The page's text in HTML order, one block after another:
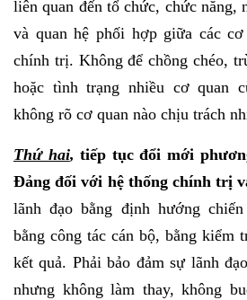
liên quan đến tổ chức, chức năng,
và quan hệ phối hợp giữa các
chính trị. Không để chồng chéo,
hoặc tình trạng nhiều cơ quan
không rõ cơ quan nào chịu trách
Thứ hai,tiếp tục đổi mới
Đảng đối với hệ thống chính trị
lãnh đạo bằng định hướng
bằng công tác cán bộ, bằng kiểm
kết quả. Phải bảo đảm sự lãnh
nhưng không làm thay, không